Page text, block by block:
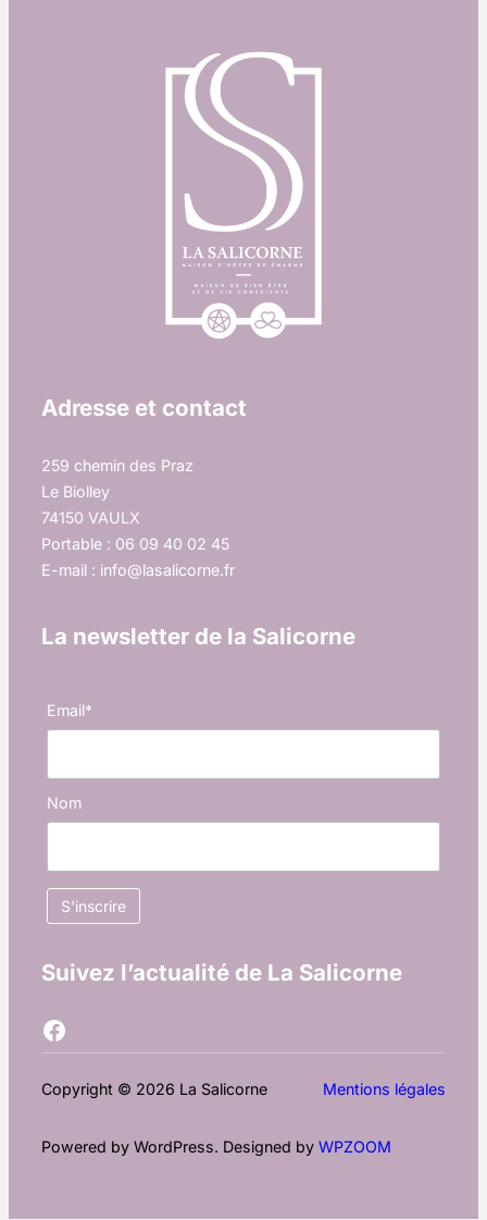
Adresse et contact
259 chemin des Praz
Le Biolley
74150 VAULX
Portable : 06 09 40 02 45
E-mail : info@lasalicorne.fr
La newsletter de la Salicorne
Email*
Nom
Suivez l’actualité de La Salicorne
Facebook
Copyright © 2026 La Salicorne Mentions légales
Powered by WordPress. Designed by WPZOOM